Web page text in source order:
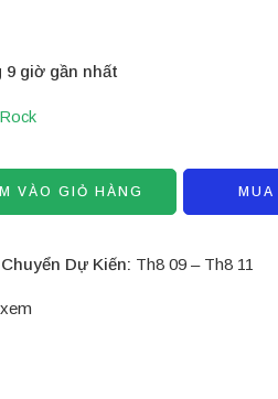
9 giờ gần nhất
VÀO GIỎ HÀNG
Dự Kiến: Th8 09 – Th8 11